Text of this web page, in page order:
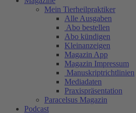
Mein Tierheilpraktiker
Alle Ausgaben
Abo bestellen
Abo kündigen
Kleinanzeigen
Magazin App
Magazin Impressum
Manuskriptrichtlinien
Mediadaten
Praxispräsentation
Paracelsus Magazin
Podcast